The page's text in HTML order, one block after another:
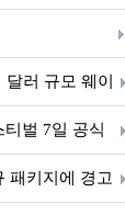
러 규모 웨이
벌 7일 공식
패키지에 경고